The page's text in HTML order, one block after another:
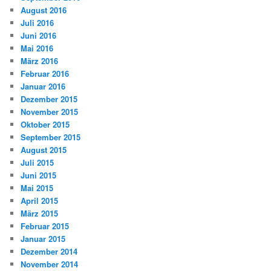
August 2016
Juli 2016
Juni 2016
Mai 2016
März 2016
Februar 2016
Januar 2016
Dezember 2015
November 2015
Oktober 2015
September 2015
August 2015
Juli 2015
Juni 2015
Mai 2015
April 2015
März 2015
Februar 2015
Januar 2015
Dezember 2014
November 2014